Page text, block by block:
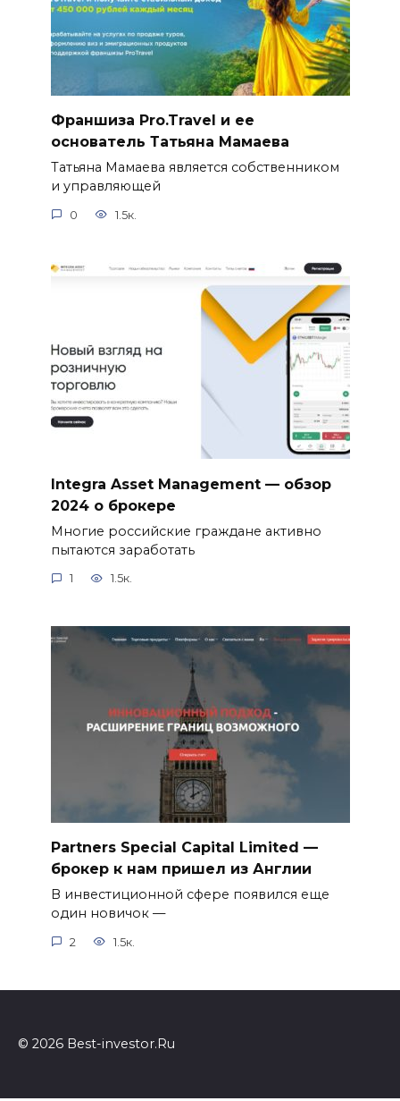
Франшиза Pro.Travel и ее
основатель Татьяна Мамаева
Татьяна Мамаева является собственником
и управляющей
0 1.5к.
Integra Asset Management — обзор
2024 о брокере
Многие российские граждане активно
пытаются заработать
1 1.5к.
Partners Special Capital Limited —
брокер к нам пришел из Англии
В инвестиционной сфере появился еще
один новичок —
2 1.5к.
© 2026 Best-investor.Ru